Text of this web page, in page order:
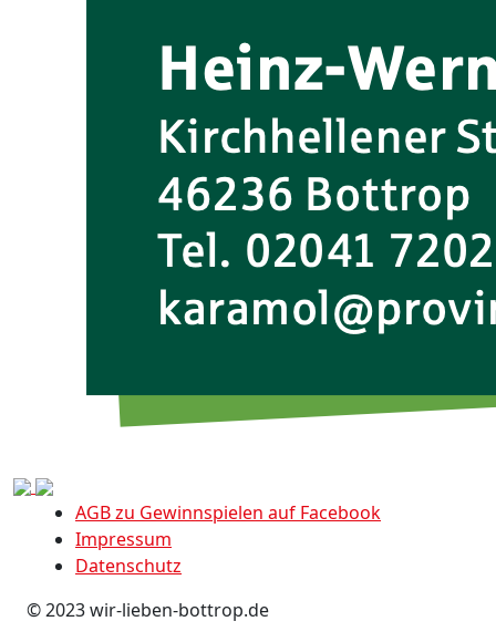
AGB zu Gewinnspielen auf Facebook
Impressum
Datenschutz
© 2023 wir-lieben-bottrop.de